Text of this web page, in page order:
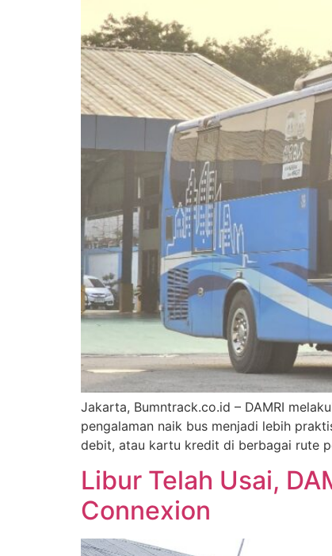
Jakarta, Bumntrack.co.id – DAMRI
pengalaman naik bus menjadi lebih
debit, atau kartu kredit di berbagai rute
Libur Telah Usai,
Connexion